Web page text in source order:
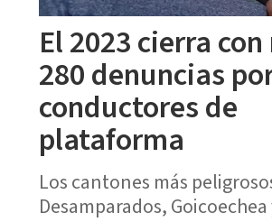
El 2023 cierra
280 denuncias
conductores de
plataforma
Los cantones más
Desamparados,